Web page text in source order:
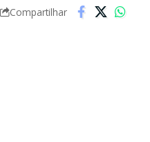
Compartilhar